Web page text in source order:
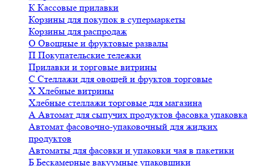
К Кассовые прилавки
Корзины для покупок в супермаркеты
Корзины для распродаж
О Овощные и фруктовые развалы
П Покупательские тележки
Прилавки и торговые витрины
С Стеллажи для овощей и фруктов торговые
Х Хлебные витрины
Хлебные стеллажи торговые для магазина
А Автомат для сыпучих продуктов фасовка упаковка
Автомат фасовочно-упаковочный для жидких
продуктов
Автоматы для фасовки и упаковки чая в пакетики
Б Бескамерные вакуумные упаковщики